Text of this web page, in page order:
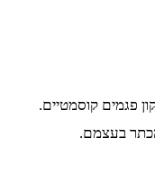
פגמים קוסמטיים.
בעצמם.